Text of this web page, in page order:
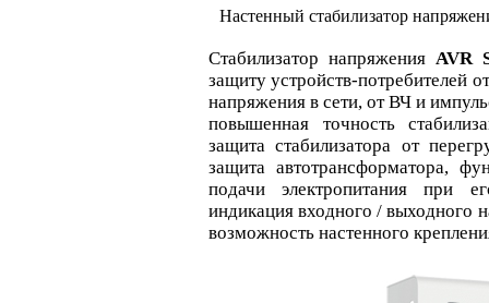
Настенный стабилизатор
Стабилизатор напряжения AVR
защиту устройств-потребителей
напряжения в сети, от ВЧ и
повышенная точность
защита стабилизатора от
защита автотрансформатора,
подачи электропитания при
индикация входного / выходного
возможность настенного